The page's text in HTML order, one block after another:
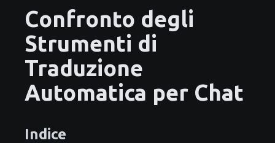
Confronto degli
Strumenti di
Traduzione
Automatica per Chat
Indice